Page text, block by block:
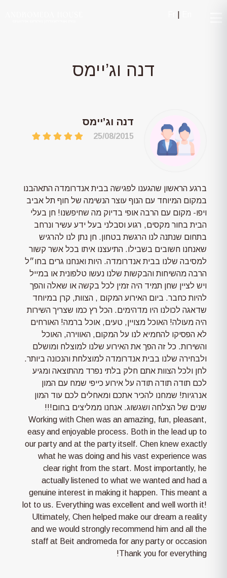
דנה וג’יימס
דנה וג’יימס
25/08/2015
ברגע הראשון שהגענו לפגישה בבית אנדרומדה התאהבנו
במקום המיוחד עם הנוף עוצר הנשימה של חוף תל אביב
ויפו- מקום עם הרבה אופי בדיוק מה שחיפשנו! חן בעלי
הבית בחור מקסים, רגוע וסבלני בעל ידע עשיר ונרחב
בתחום שנתנה לנו הרגשת בטחון. חן נתן לנו להרגיש
שאנחנו חשובים בשבילו. התיעצנו איתו בכל אשר קשור
למסיבה שלנו בבית אנדרומדה. היות ואנחנו גרים בחו״ל
הרבה מהשיחות והבקשות שלנו נעשו טלפונית או במייל
ויש לציין שחן תמיד היה זמין לכל בקשה או שאלה והפך
להיות כחבר. ביום האירוע המקום , הצוות, קרן במיוחד
שדאגה לכולנו היו מדהימים. הכל רץ כמו שצריך השירות
היה מעולה! האוכל מצויין, טעים, אוכל ברמה! האורחים
לא הפסיקו להחמיא לנו על המקום, האווירה, האוכל
והשירות. כל זה הפך את האירוע שלנו למוצלח ומושלם
ולבחירה שלנו בבית אנדרומדה למוצלחת והנכונה ביותר.
לחן ולכל הצוות אתם חלק בלתי נפרד מהתוצאה ומגיע
לכם תודה תודה תודה על אירוע כייפי שמח עם המון
אנרגיות! שמחנו להכיר אתכם ומאחלים לכם עוד המון
שנים של הצלחה ושגשוג. אנחנו ממליצים בחום!!!
Working with Chen was an amazing, fun, pleasant,
easy and enjoyable process. Both in the lead up to
our party and at the party itself. Chen knew exactly
what he was doing and his vast experience was
clear right from the start. Most importantly, he
actually listened to what we wanted and had a
genuine interest in making it happen. This meant a
lot to us. Everything was excellent and well worth it!
Ultimately, Chen helped make our dream a reality
and we would strongly recommend him and all the
staff at Beit andromeda for any party or occasion
!Thank you for everything